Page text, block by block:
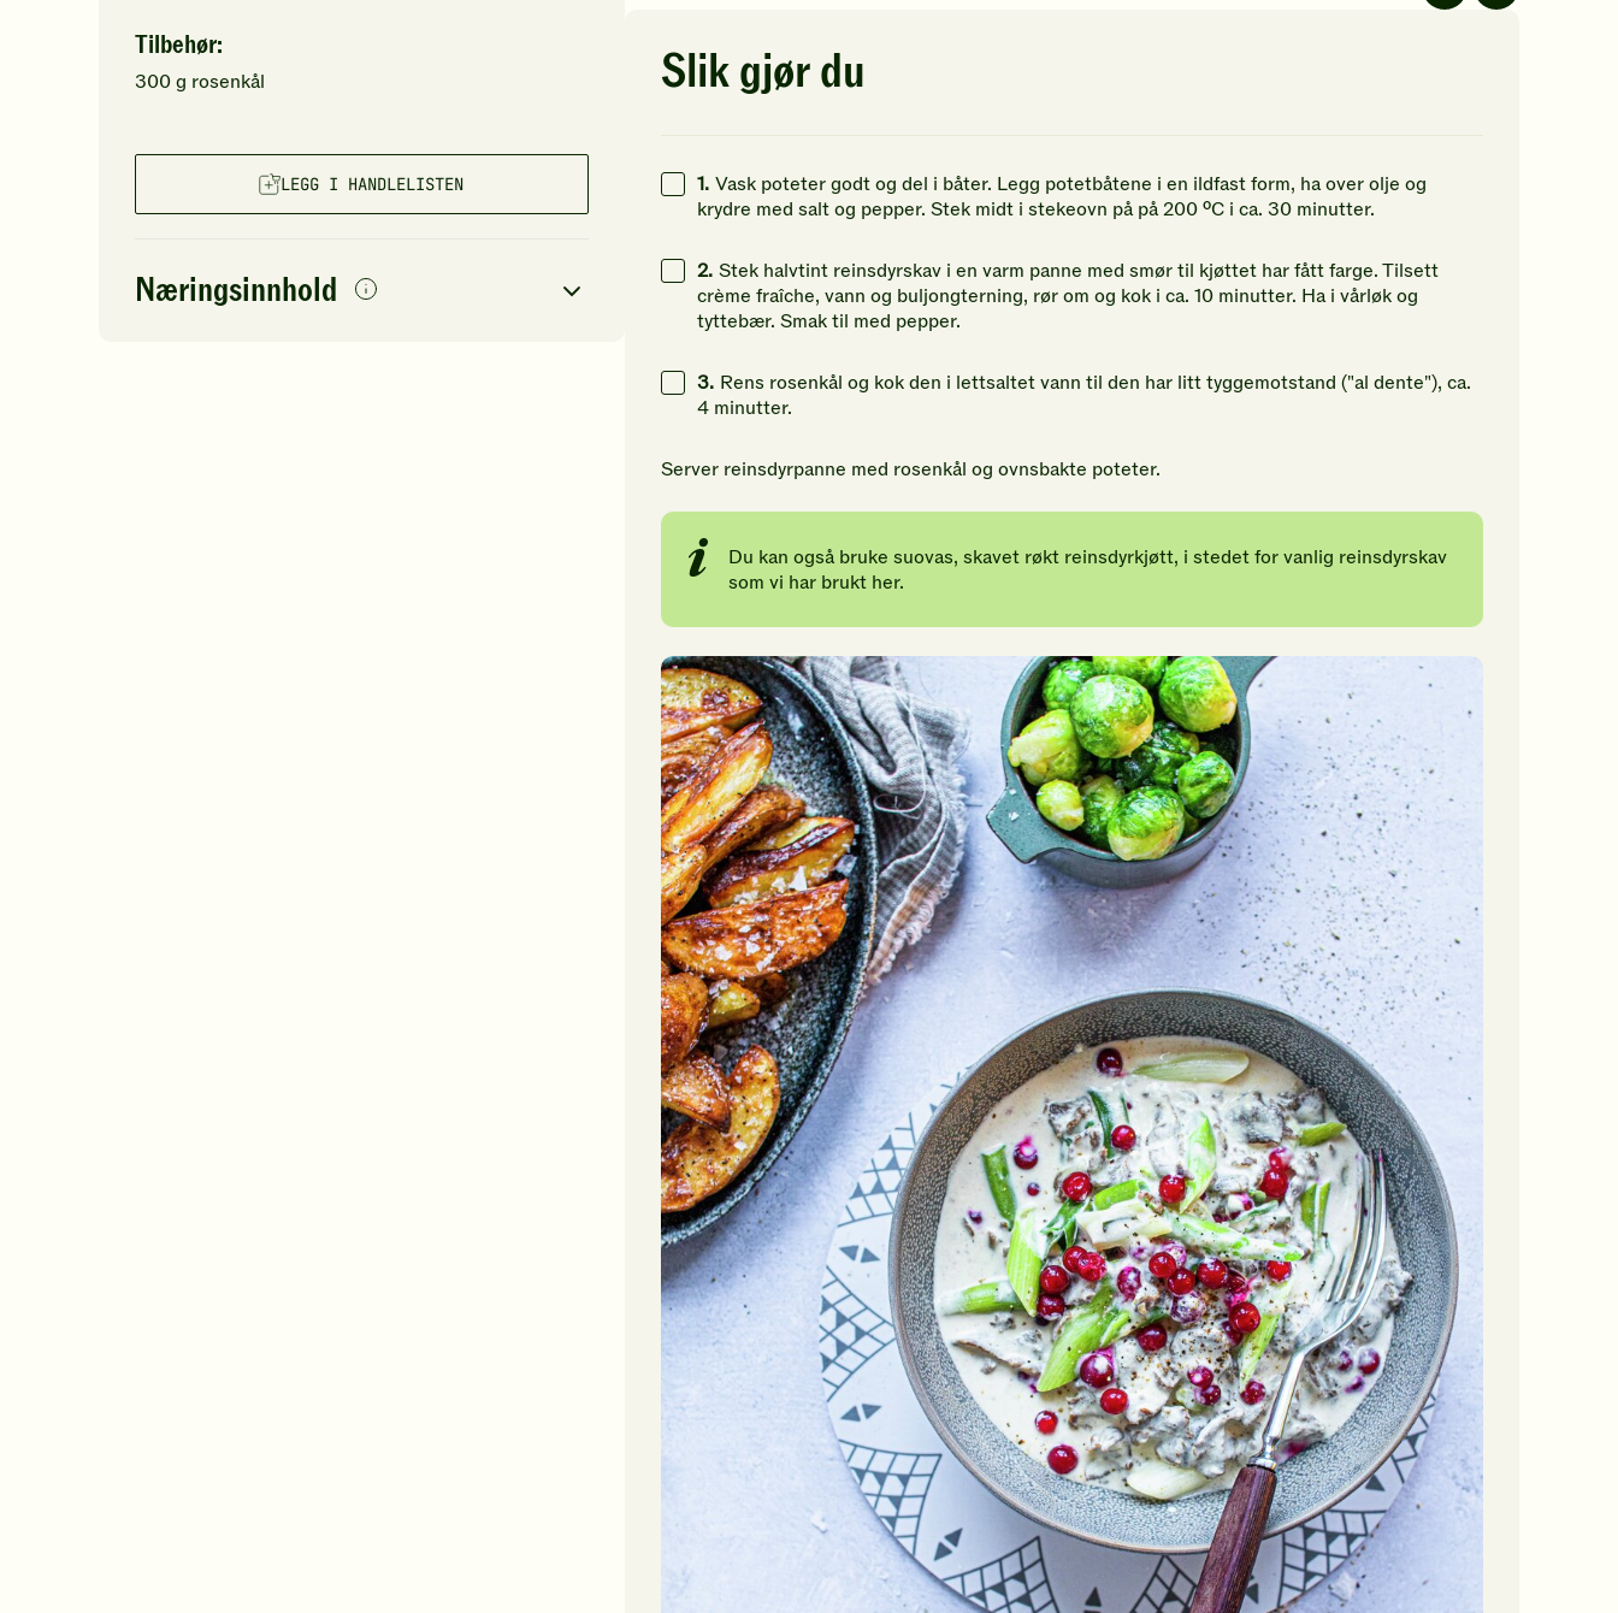
Tilbehør:
300g rosenkål
LEGG I HANDLELISTEN
Næringsinnhold
stjerner.
Klikk
din
vurdering.
Klikk
din
vurdering.
din
vurdering.
din
vurdering.
Slik gjør du
1. Vask poteter godt og del i båter. Legg potetbåtene i en ildfast form, ha over olje og
krydre med salt og pepper. Stek midt i stekeovn på på 200 ºC i ca. 30 minutter.
2. Stek halvtint reinsdyrskav i en varm panne med smør til kjøttet har fått farge. Tilsett
crème fraîche, vann og buljongterning, rør om og kok i ca. 10 minutter. Ha i vårløk og
tyttebær. Smak til med pepper.
3. Rens rosenkål og kok den i lettsaltet vann til den har litt tyggemotstand ("al dente"), ca.
4 minutter.
Server reinsdyrpanne med rosenkål og ovnsbakte poteter.
Du kan også bruke suovas, skavet røkt reinsdyrkjøtt, i stedet for vanlig reinsdyrskav
som vi har brukt her.